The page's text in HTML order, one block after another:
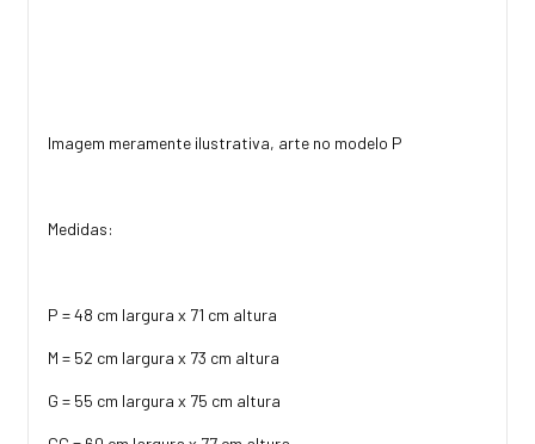
Imagem meramente ilustrativa, arte no modelo P
Medidas:
P = 48 cm largura x 71 cm altura
M = 52 cm largura x 73 cm altura
G = 55 cm largura x 75 cm altura